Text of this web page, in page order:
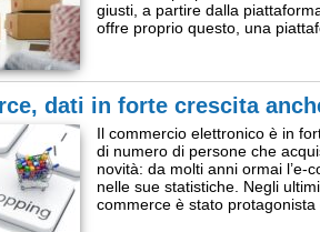
giusti, a partire dalla
offre proprio questo, una
dati in forte crescita
Il commercio elettronico è in
di numero di persone che
novità: da molti anni ormai l’e-
nelle sue statistiche. Negli
commerce è stato